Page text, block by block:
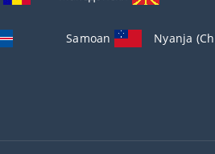
Nyanja
Samoan